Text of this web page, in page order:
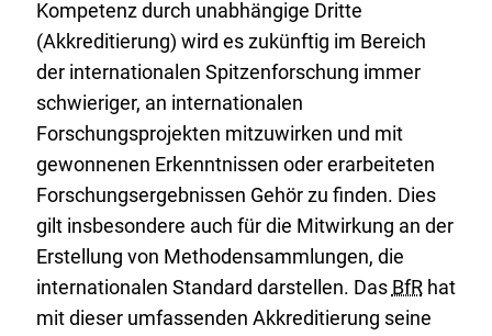
Kompetenz durch unabhängige Dritte
(Akkreditierung) wird es zukünftig im Bereich
der internationalen Spitzenforschung immer
schwieriger, an internationalen
Forschungsprojekten mitzuwirken und mit
gewonnenen Erkenntnissen oder erarbeiteten
Forschungsergebnissen Gehör zu finden. Dies
gilt insbesondere auch für die Mitwirkung an der
Erstellung von Methodensammlungen, die
internationalen Standard darstellen. Das BfRhat
mit dieser umfassenden Akkreditierung seine